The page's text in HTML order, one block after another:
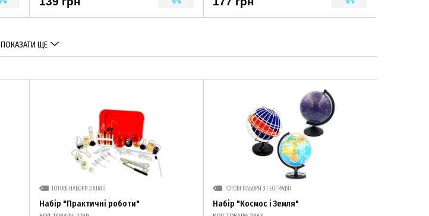
ПОКАЗАТИ ЩЕ
ГОТОВІ НАБОРИ З ХІМІЇ
Набір "Практичні роботи"
ГОТОВІ НАБОРИ З ГЕОГРАФІЇ
Набір "Космос і Земля"